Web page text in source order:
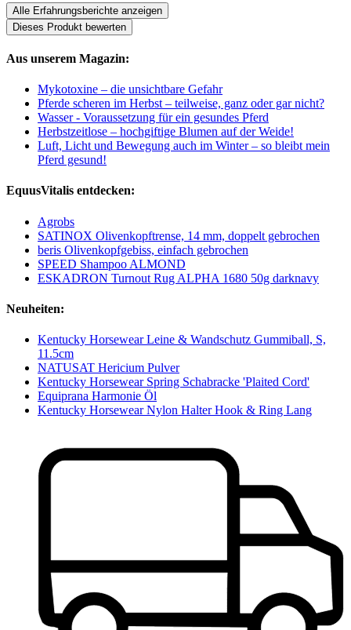
Alle Erfahrungsberichte anzeigen
Dieses Produkt bewerten
Aus unserem Magazin:
Mykotoxine – die unsichtbare Gefahr
Pferde scheren im Herbst – teilweise, ganz oder gar nicht?
Wasser - Voraussetzung für ein gesundes Pferd
Herbstzeitlose – hochgiftige Blumen auf der Weide!
Luft, Licht und Bewegung auch im Winter – so bleibt mein
Pferd gesund!
EquusVitalis entdecken:
Agrobs
SATINOX Olivenkopftrense, 14 mm, doppelt gebrochen
beris Olivenkopfgebiss, einfach gebrochen
SPEED Shampoo ALMOND
ESKADRON Turnout Rug ALPHA 1680 50g darknavy
Neuheiten:
Kentucky Horsewear Leine & Wandschutz Gummiball, S,
11.5cm
NATUSAT Hericium Pulver
Kentucky Horsewear Spring Schabracke 'Plaited Cord'
Equiprana Harmonie Öl
Kentucky Horsewear Nylon Halter Hook & Ring Lang